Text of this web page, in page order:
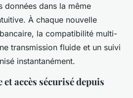
données dans la même
À chaque nouvelle
la compatibilité multi-
transmission fluide et un suivi
instantanément.
accès sécurisé depuis